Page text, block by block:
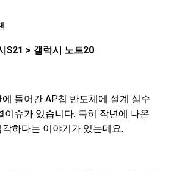
S21 > 갤럭시 노트20
들어간 AP칩 반도체에 설계 실수
이슈가 있습니다. 특히 작년에 나온
하다는 이야기가 있는데요.